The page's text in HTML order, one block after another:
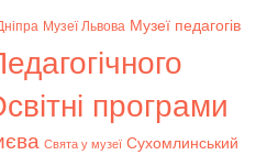
Музеї Львова Музеї педагогів
програми
Свята у музеї Сухомлинський